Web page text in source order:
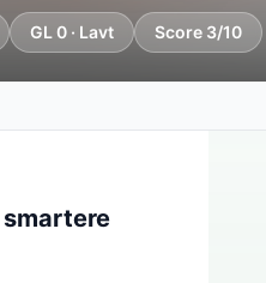
GL 0 · Lavt Score 3/10